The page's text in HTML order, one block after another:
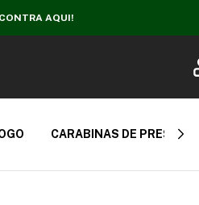
AQUI!
CARABINAS DE PRESSÃO